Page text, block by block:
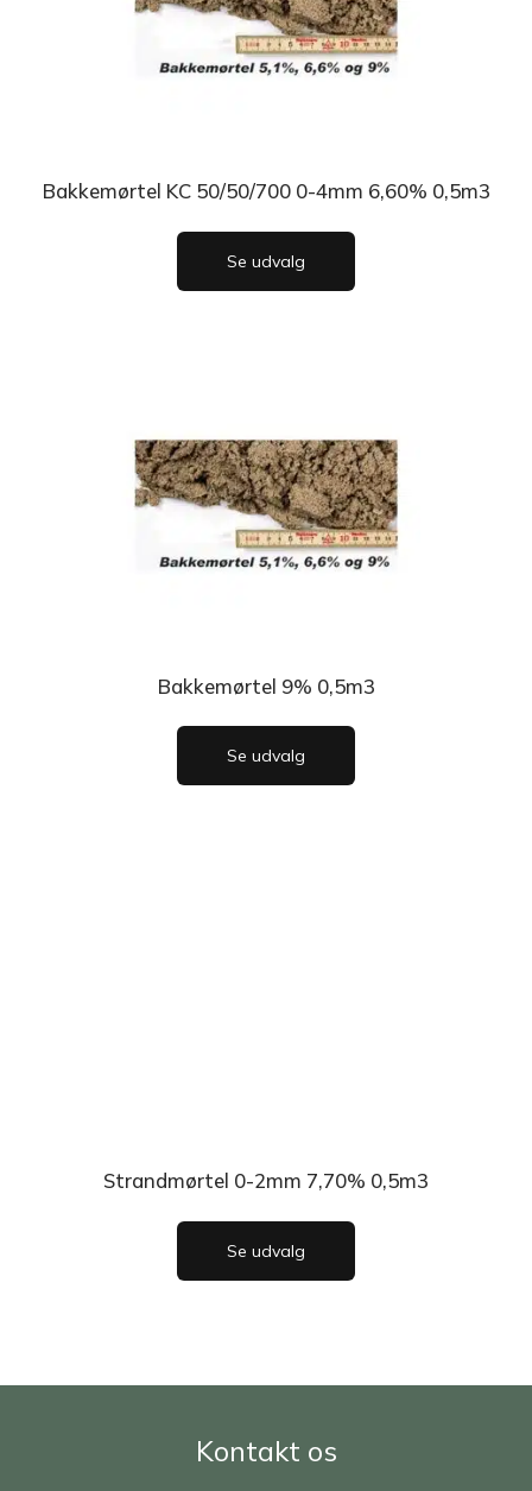
Bakkemørtel KC 50/50/700 0-4mm 6,60% 0,5m3
Se udvalg
Bakkemørtel 9% 0,5m3
Se udvalg
Strandmørtel 0-2mm 7,70% 0,5m3
Se udvalg
Kontakt os